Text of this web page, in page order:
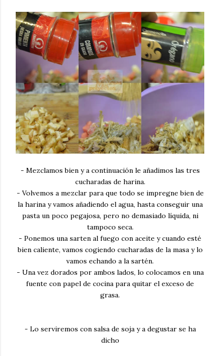
- Mezclamos bien y a continuación le añadimos las tres
cucharadas de harina.
- Volvemos a mezclar para que todo se impregne bien de
la harina y vamos añadiendo el agua, hasta conseguir una
pasta un poco pegajosa, pero no demasiado líquida, ni
tampoco seca.
- Ponemos una sarten al fuego con aceite y cuando esté
bien caliente, vamos cogiendo cucharadas de la masa y lo
vamos echando a la sartén.
- Una vez dorados por ambos lados, lo colocamos en una
fuente con papel de cocina para quitar el exceso de
grasa.
- Lo serviremos con salsa de soja y a degustar se ha
dicho